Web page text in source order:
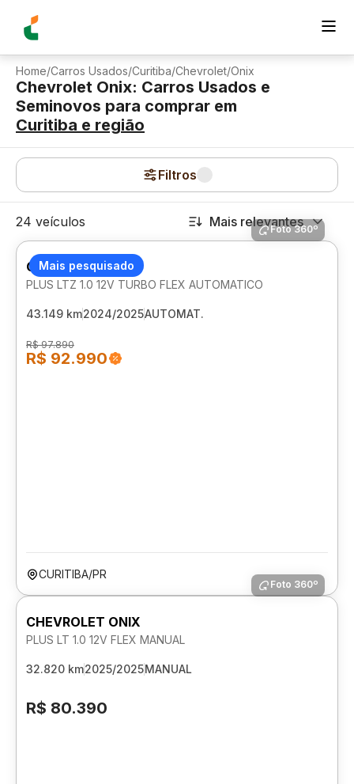
Home/Carros Usados/Curitiba/Chevrolet/Onix
Chevrolet Onix: Carros Usados e
Seminovos para comprar em
Curitiba e região
Filtros
24 veículos Mais relevantes
Mais pesquisado
Foto 360º
CHEVROLET ONIX
PLUS LTZ 1.0 12V TURBO FLEX AUTOMATICO
43.149 km2024/2025AUTOMAT.
R$ 97.890
R$ 92.990
CURITIBA/PR
Foto 360º
CHEVROLET ONIX
PLUS LT 1.0 12V FLEX MANUAL
32.820 km2025/2025MANUAL
R$ 80.390